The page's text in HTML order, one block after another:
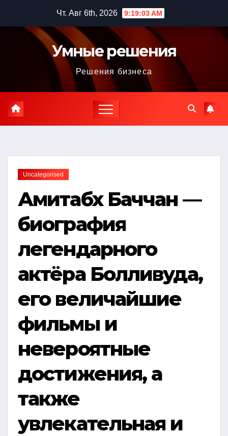
содержимому
Чт. Авг 6th, 2026 9:19:04 AM
Умные решения
Решения бизнеса
Uncategorised
Амитабх Баччан —
биография
легендарного
актёра Болливуда,
его величайшие
фильмы и
невероятные
достижения, а
также
увлекательная и